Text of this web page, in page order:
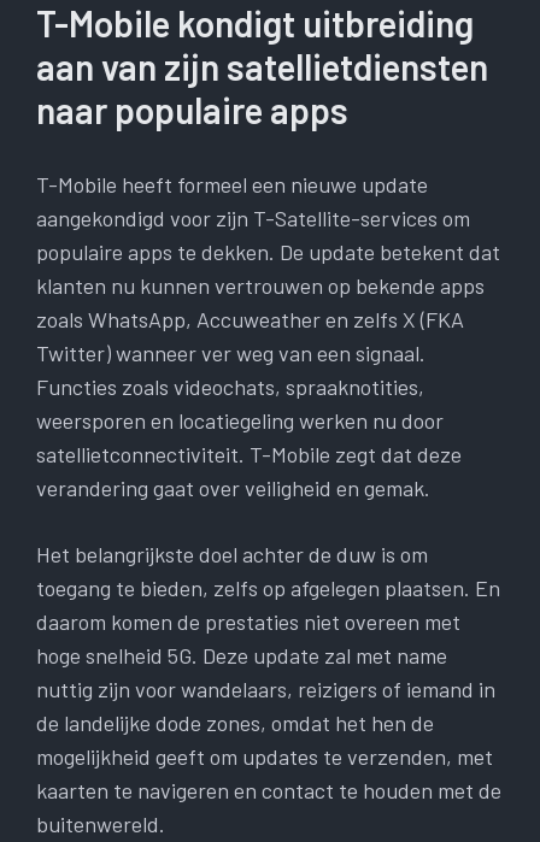
T-Mobile kondigt uitbreiding
aan van zijn satellietdiensten
naar populaire apps
T-Mobile heeft formeel een nieuwe update
aangekondigd voor zijn T-Satellite-services om
populaire apps te dekken. De update betekent dat
klanten nu kunnen vertrouwen op bekende apps
zoals WhatsApp, Accuweather en zelfs X (FKA
Twitter) wanneer ver weg van een signaal.
Functies zoals videochats, spraaknotities,
weersporen en locatiegeling werken nu door
satellietconnectiviteit. T-Mobile zegt dat deze
verandering gaat over veiligheid en gemak.
Het belangrijkste doel achter de duw is om
toegang te bieden, zelfs op afgelegen plaatsen. En
daarom komen de prestaties niet overeen met
hoge snelheid 5G. Deze update zal met name
nuttig zijn voor wandelaars, reizigers of iemand in
de landelijke dode zones, omdat het hen de
mogelijkheid geeft om updates te verzenden, met
kaarten te navigeren en contact te houden met de
buitenwereld.